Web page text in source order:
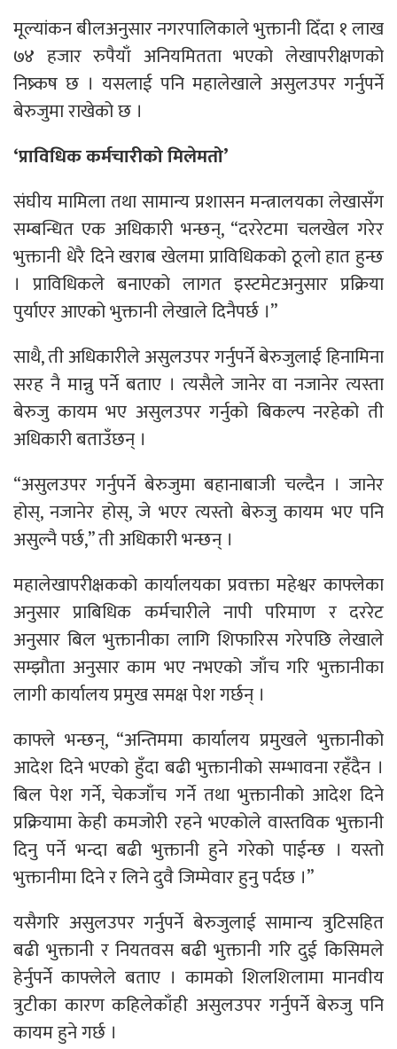
मूल्यांकन बीलअनुसार नगरपालिकाले भुक्तानी दिँदा १ लाख
७४ हजार रुपैयाँ अनियमितता भएको लेखापरीक्षणको
निष्र्कष छ । यसलाई पनि महालेखाले असुलउपर गर्नुपर्ने
बेरुजुमा राखेको छ ।
‘प्राविधिक कर्मचारीको मिलेमतो’
संघीय मामिला तथा सामान्य प्रशासन मन्त्रालयका लेखासँग
सम्बन्धित एक अधिकारी भन्छन्, “दररेटमा चलखेल गरेर
भुक्तानी धेरै दिने खराब खेलमा प्राविधिकको ठूलो हात हुन्छ
। प्राविधिकले बनाएको लागत इस्टमेटअनुसार प्रक्रिया
पुर्याएर आएको भुक्तानी लेखाले दिनैपर्छ ।”
साथै, ती अधिकारीले असुलउपर गर्नुपर्ने बेरुजुलाई हिनामिना
सरह नै मान्नु पर्ने बताए । त्यसैले जानेर वा नजानेर त्यस्ता
बेरुजु कायम भए असुलउपर गर्नुको बिकल्प नरहेको ती
अधिकारी बताउँछन् ।
“असुलउपर गर्नुपर्ने बेरुजुमा बहानाबाजी चल्दैन । जानेर
होस्, नजानेर होस्, जे भएर त्यस्ताे बेरुजु कायम भए पनि
असुल्नै पर्छ,” ती अधिकारी भन्छन् ।
महालेखापरीक्षकको कार्यालयका प्रवक्ता महेश्वर काफ्लेका
अनुसार प्राबिधिक कर्मचारीले नापी परिमाण र दररेट
अनुसार बिल भुक्तानीका लागि शिफारिस गरेपछि लेखाले
सम्झौता अनुसार काम भए नभएको जाँच गरि भुक्तानीका
लागी कार्यालय प्रमुख समक्ष पेश गर्छन् ।
काफ्ले भन्छन्, “अन्तिममा कार्यालय प्रमुखले भुक्तानीको
आदेश दिने भएको हुँदा बढी भुक्तानीको सम्भावना रहँदैन ।
बिल पेश गर्ने, चेकजाँच गर्ने तथा भुक्तानीको आदेश दिने
प्रक्रियामा केही कमजोरी रहने भएकोले वास्तविक भुक्तानी
दिनु पर्ने भन्दा बढी भुक्तानी हुने गरेको पाईन्छ । यस्तो
भुक्तानीमा दिने र लिने दुवै जिम्मेवार हुनु पर्दछ ।”
यसैगरि असुलउपर गर्नुपर्ने बेरुजुलाई सामान्य त्रुटिसहित
बढी भुक्तानी र नियतवस बढी भुक्तानी गरि दुई किसिमले
हेर्नुपर्ने काफ्लेले बताए । कामको शिलशिलामा मानवीय
त्रुटीका कारण कहिलेकाँही असुलउपर गर्नुपर्ने बेरुजु पनि
कायम हुने गर्छ ।